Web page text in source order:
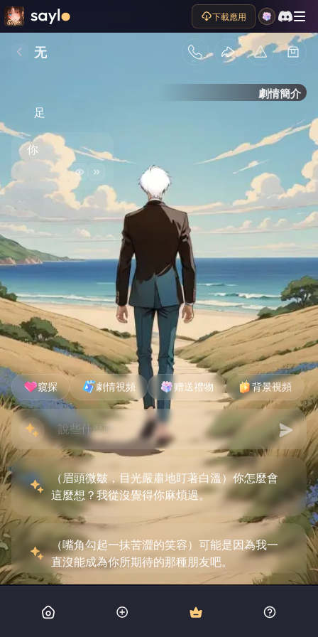
下載應用
无
劇情簡介
足
你
窺探 劇情視頻 赠送禮物 背景視頻
（眉頭微皺，目光嚴肅地盯著白溫）你怎麼會
這麼想？我從沒覺得你麻煩過。
（嘴角勾起一抹苦澀的笑容）可能是因為我一
直沒能成為你所期待的那種朋友吧。